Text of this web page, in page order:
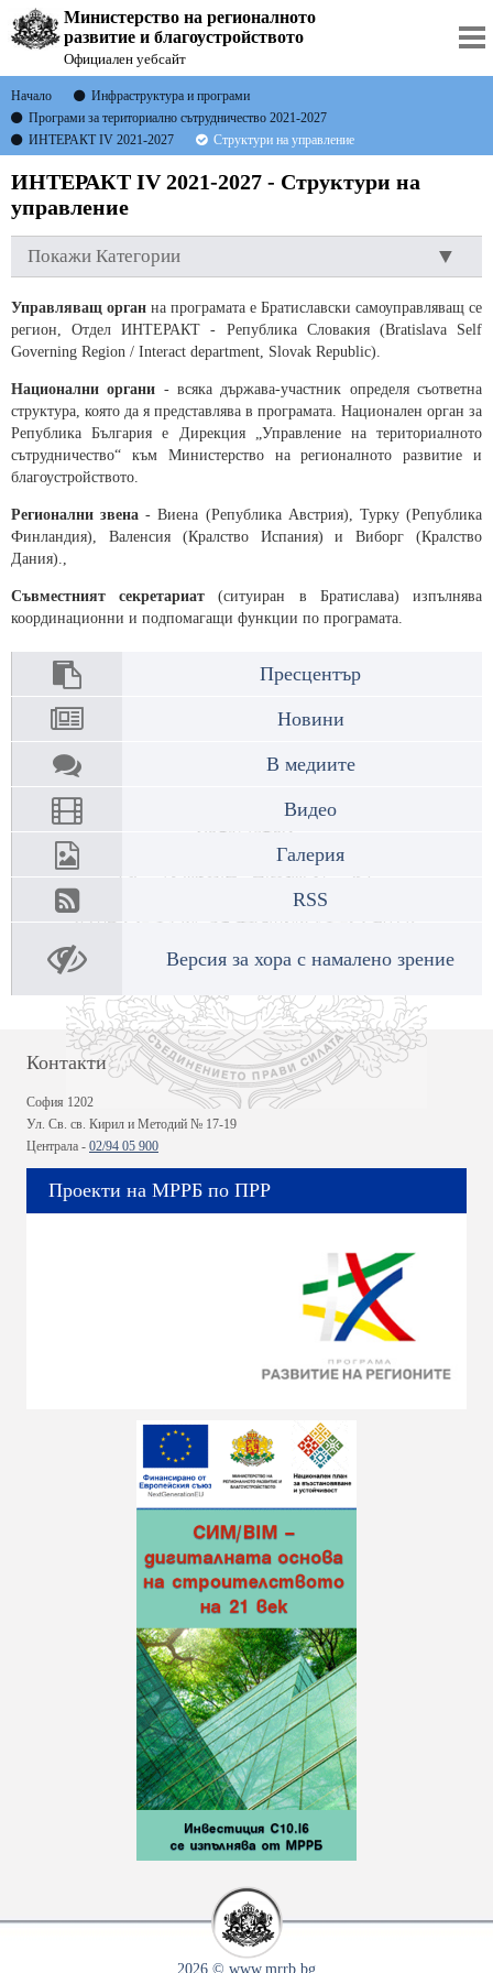
Министерство на регионалното
развитие и благоустройството
Официален уебсайт
Начало
Инфраструктура и програми
Програми за териториално сътрудничество 2021-2027
ИНТЕРАКТ ІV 2021-2027
Структури на управление
ИНТЕРАКТ ІV 2021-2027 - Структури на
управление
Покажи Категории
Управляващ орган на програмата е Братиславски самоуправляващ се
регион, Отдел ИНТЕРАКТ - Република Словакия (Bratislava Self
Governing Region / Interact department, Slovak Republic).
Национални органи - всяка държава-участник определя съответна
структура, която да я представлява в програмата. Национален орган за
Република България е Дирекция „Управление на териториалното
сътрудничество“ към Министерство на регионалното развитие и
благоустройството.
Регионални звена - Виена (Република Австрия), Турку (Република
Финландия), Валенсия (Кралство Испания) и Виборг (Кралство
Дания).,
Съвместният секретариат(ситуиран в Братислава) изпълнява
координационни и подпомагащи функции по програмата.
Пресцентър
Новини
В медиите
Видео
Галерия
RSS
Версия за хора с намалено зрение
Контакти
София 1202
Ул. Св. св. Кирил и Методий № 17-19
Централа - 02/94 05 900
Проекти на МРРБ по ПРР
2026 © www.mrrb.bg